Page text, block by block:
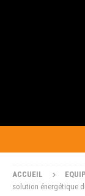
ACCUEIL
solution énergétique